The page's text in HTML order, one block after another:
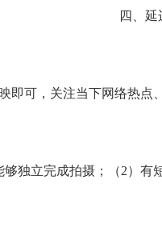
四、
即可，关注当下网络热点
独立完成拍摄；（2）有